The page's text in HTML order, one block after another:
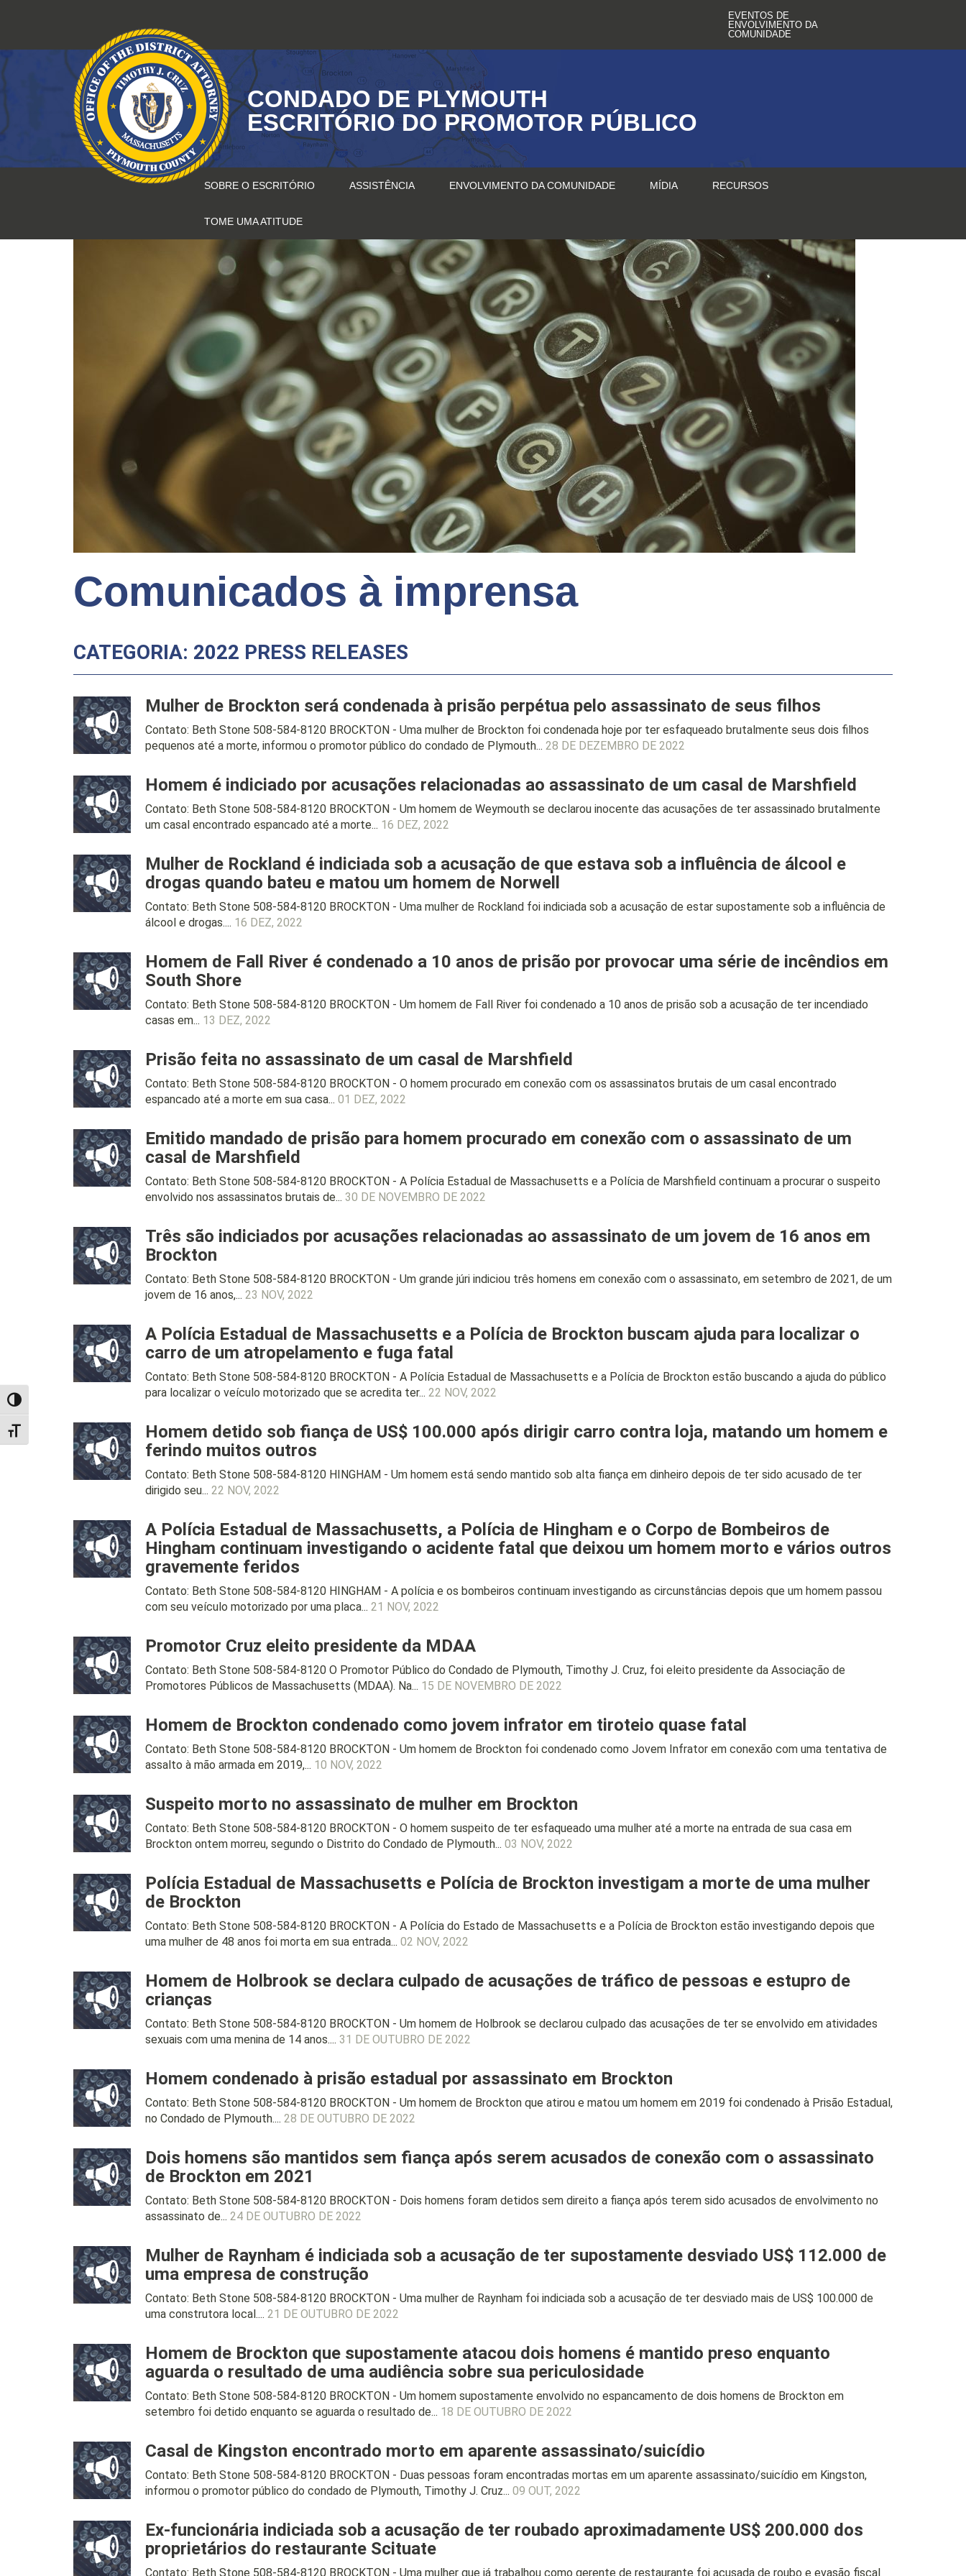
TOGGLE HIGH CONTRAST
TOGGLE FONT SIZE
conteúdo
EVENTOS DE
ENVOLVIMENTO DA
COMUNIDADE
CONDADO DE PLYMOUTH
ESCRITÓRIO DO PROMOTOR PÚBLICO
SOBRE O ESCRITÓRIO ASSISTÊNCIA ENVOLVIMENTO DA COMUNIDADE MÍDIA RECURSOS
TOME UMA ATITUDE
Comunicados à imprensa
CATEGORIA: 2022 PRESS RELEASES
Mulher de Brockton será condenada à prisão perpétua pelo assassinato de seus filhos
Contato: Beth Stone 508-584-8120 BROCKTON - Uma mulher de Brockton foi condenada hoje por ter esfaqueado brutalmente seus dois filhos
pequenos até a morte, informou o promotor público do condado de Plymouth... 28 DE DEZEMBRO DE 2022
Homem é indiciado por acusações relacionadas ao assassinato de um casal de Marshfield
Contato: Beth Stone 508-584-8120 BROCKTON - Um homem de Weymouth se declarou inocente das acusações de ter assassinado brutalmente
um casal encontrado espancado até a morte... 16 DEZ, 2022
Mulher de Rockland é indiciada sob a acusação de que estava sob a influência de álcool e
drogas quando bateu e matou um homem de Norwell
Contato: Beth Stone 508-584-8120 BROCKTON - Uma mulher de Rockland foi indiciada sob a acusação de estar supostamente sob a influência de
álcool e drogas.... 16 DEZ, 2022
Homem de Fall River é condenado a 10 anos de prisão por provocar uma série de incêndios em
South Shore
Contato: Beth Stone 508-584-8120 BROCKTON - Um homem de Fall River foi condenado a 10 anos de prisão sob a acusação de ter incendiado
casas em... 13 DEZ, 2022
Prisão feita no assassinato de um casal de Marshfield
Contato: Beth Stone 508-584-8120 BROCKTON - O homem procurado em conexão com os assassinatos brutais de um casal encontrado
espancado até a morte em sua casa... 01 DEZ, 2022
Emitido mandado de prisão para homem procurado em conexão com o assassinato de um
casal de Marshfield
Contato: Beth Stone 508-584-8120 BROCKTON - A Polícia Estadual de Massachusetts e a Polícia de Marshfield continuam a procurar o suspeito
envolvido nos assassinatos brutais de... 30 DE NOVEMBRO DE 2022
Três são indiciados por acusações relacionadas ao assassinato de um jovem de 16 anos em
Brockton
Contato: Beth Stone 508-584-8120 BROCKTON - Um grande júri indiciou três homens em conexão com o assassinato, em setembro de 2021, de um
jovem de 16 anos,... 23 NOV, 2022
A Polícia Estadual de Massachusetts e a Polícia de Brockton buscam ajuda para localizar o
carro de um atropelamento e fuga fatal
Contato: Beth Stone 508-584-8120 BROCKTON - A Polícia Estadual de Massachusetts e a Polícia de Brockton estão buscando a ajuda do público
para localizar o veículo motorizado que se acredita ter... 22 NOV, 2022
Homem detido sob fiança de US$ 100.000 após dirigir carro contra loja, matando um homem e
ferindo muitos outros
Contato: Beth Stone 508-584-8120 HINGHAM - Um homem está sendo mantido sob alta fiança em dinheiro depois de ter sido acusado de ter
dirigido seu... 22 NOV, 2022
A Polícia Estadual de Massachusetts, a Polícia de Hingham e o Corpo de Bombeiros de
Hingham continuam investigando o acidente fatal que deixou um homem morto e vários outros
gravemente feridos
Contato: Beth Stone 508-584-8120 HINGHAM - A polícia e os bombeiros continuam investigando as circunstâncias depois que um homem passou
com seu veículo motorizado por uma placa... 21 NOV, 2022
Promotor Cruz eleito presidente da MDAA
Contato: Beth Stone 508-584-8120 O Promotor Público do Condado de Plymouth, Timothy J. Cruz, foi eleito presidente da Associação de
Promotores Públicos de Massachusetts (MDAA). Na... 15 DE NOVEMBRO DE 2022
Homem de Brockton condenado como jovem infrator em tiroteio quase fatal
Contato: Beth Stone 508-584-8120 BROCKTON - Um homem de Brockton foi condenado como Jovem Infrator em conexão com uma tentativa de
assalto à mão armada em 2019,... 10 NOV, 2022
Suspeito morto no assassinato de mulher em Brockton
Contato: Beth Stone 508-584-8120 BROCKTON - O homem suspeito de ter esfaqueado uma mulher até a morte na entrada de sua casa em
Brockton ontem morreu, segundo o Distrito do Condado de Plymouth... 03 NOV, 2022
Polícia Estadual de Massachusetts e Polícia de Brockton investigam a morte de uma mulher
de Brockton
Contato: Beth Stone 508-584-8120 BROCKTON - A Polícia do Estado de Massachusetts e a Polícia de Brockton estão investigando depois que
uma mulher de 48 anos foi morta em sua entrada... 02 NOV, 2022
Homem de Holbrook se declara culpado de acusações de tráfico de pessoas e estupro de
crianças
Contato: Beth Stone 508-584-8120 BROCKTON - Um homem de Holbrook se declarou culpado das acusações de ter se envolvido em atividades
sexuais com uma menina de 14 anos.... 31 DE OUTUBRO DE 2022
Homem condenado à prisão estadual por assassinato em Brockton
Contato: Beth Stone 508-584-8120 BROCKTON - Um homem de Brockton que atirou e matou um homem em 2019 foi condenado à Prisão Estadual,
no Condado de Plymouth.... 28 DE OUTUBRO DE 2022
Dois homens são mantidos sem fiança após serem acusados de conexão com o assassinato
de Brockton em 2021
Contato: Beth Stone 508-584-8120 BROCKTON - Dois homens foram detidos sem direito a fiança após terem sido acusados de envolvimento no
assassinato de... 24 DE OUTUBRO DE 2022
Mulher de Raynham é indiciada sob a acusação de ter supostamente desviado US$ 112.000 de
uma empresa de construção
Contato: Beth Stone 508-584-8120 BROCKTON - Uma mulher de Raynham foi indiciada sob a acusação de ter desviado mais de US$ 100.000 de
uma construtora local.... 21 DE OUTUBRO DE 2022
Homem de Brockton que supostamente atacou dois homens é mantido preso enquanto
aguarda o resultado de uma audiência sobre sua periculosidade
Contato: Beth Stone 508-584-8120 BROCKTON - Um homem supostamente envolvido no espancamento de dois homens de Brockton em
setembro foi detido enquanto se aguarda o resultado de... 18 DE OUTUBRO DE 2022
Casal de Kingston encontrado morto em aparente assassinato/suicídio
Contato: Beth Stone 508-584-8120 BROCKTON - Duas pessoas foram encontradas mortas em um aparente assassinato/suicídio em Kingston,
informou o promotor público do condado de Plymouth, Timothy J. Cruz... 09 OUT, 2022
Ex-funcionária indiciada sob a acusação de ter roubado aproximadamente US$ 200.000 dos
proprietários do restaurante Scituate
Contato: Beth Stone 508-584-8120 BROCKTON - Uma mulher que já trabalhou como gerente de restaurante foi acusada de roubo e evasão fiscal